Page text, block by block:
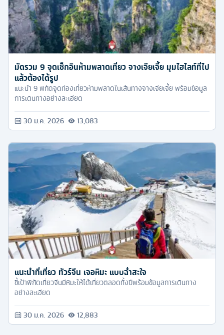
มัดรวม 9 จุดเช็กอินห้ามพลาดเที่ยว จางเจียเจี้ย มุมไฮไลท์ที่ไป
แล้วต้องได้รูป
แนะนำ 9 พิกัดจุดท่องเที่ยวห้ามพลาดในเส้นทางจางเจียเจี้ย พร้อมข้อมูล
การเดินทางอย่างละเอียด
30 ม.ค. 2026 13,083
แนะนำที่เที่ยว ทัวร์จีน เจอหิมะ แบบฉ่ำสะใจ
ชี้เป้าพิกัดเที่ยวจีนมีหิมะให้ได้เที่ยวตลอดทั้งปีพร้อมข้อมูลการเดินทาง
อย่างละเอียด
30 ม.ค. 2026 12,883